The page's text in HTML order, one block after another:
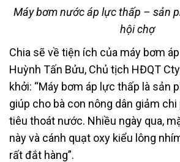
Máy bơm nước áp lực thấp – sản
hội chợ
Chia sẽ về tiện ích của máy bơm
Huỳnh Tấn Bửu, Chủ tịch HĐQT
khởi: “Máy bơm áp lực thấp là sản
giúp cho bà con nông dân giảm
tiêu thoát nước. Nhiều ngày qua,
này và cánh quạt oxy kiểu lông
rất đắt hàng”.